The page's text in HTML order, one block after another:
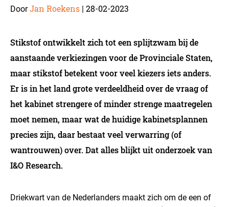
DoorJan Roekens | 28-02-2023
Stikstof ontwikkelt zich tot een splijtzwam bij de
aanstaande verkiezingen voor de Provinciale Staten,
maar stikstof betekent voor veel kiezers iets anders.
Er is in het land grote verdeeldheid over de vraag of
het kabinet strengere of minder strenge maatregelen
moet nemen, maar wat de huidige kabinetsplannen
precies zijn, daar bestaat veel verwarring (of
wantrouwen) over. Dat alles blijkt uit onderzoek van
I&O Research.
Driekwart van de Nederlanders maakt zich om de een of